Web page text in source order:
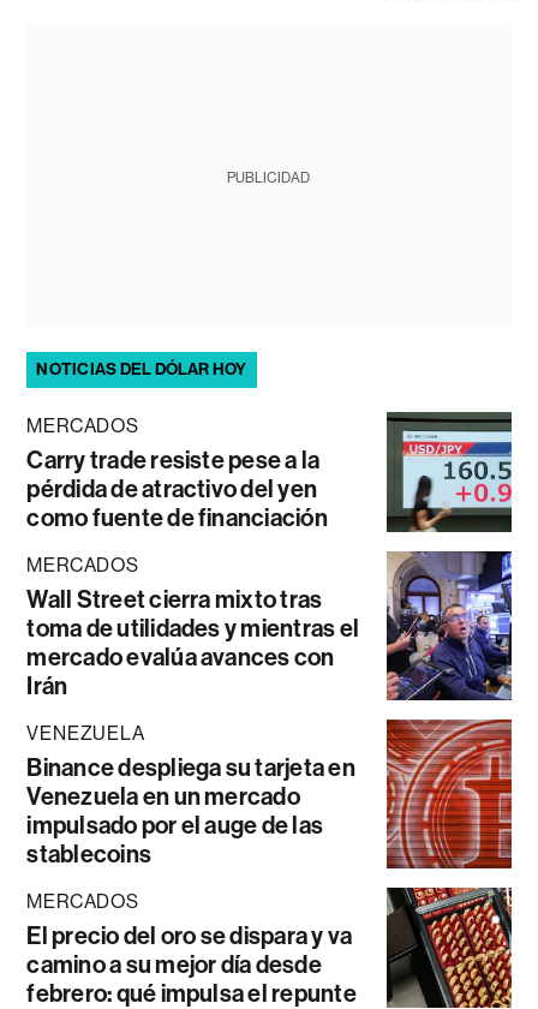
PUBLICIDAD
NOTICIAS DEL DÓLAR HOY
MERCADOS
Carry trade resiste pese a la
pérdida de atractivo del yen
como fuente de financiación
MERCADOS
Wall Street cierra mixto tras
toma de utilidades y mientras el
mercado evalúa avances con
Irán
VENEZUELA
Binance despliega su tarjeta en
Venezuela en un mercado
impulsado por el auge de las
stablecoins
MERCADOS
El precio del oro se dispara y va
camino a su mejor día desde
febrero: qué impulsa el repunte